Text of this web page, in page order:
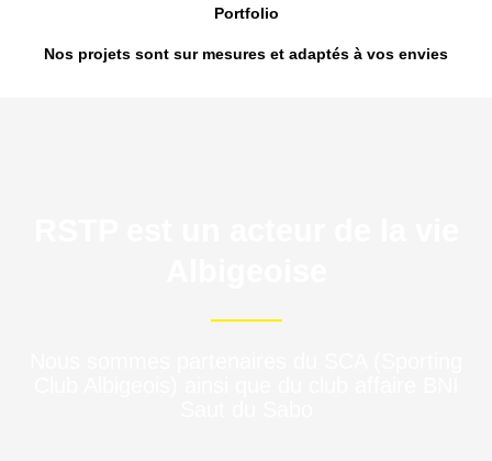
Portfolio
Nos projets sont sur mesures et adaptés à vos envies